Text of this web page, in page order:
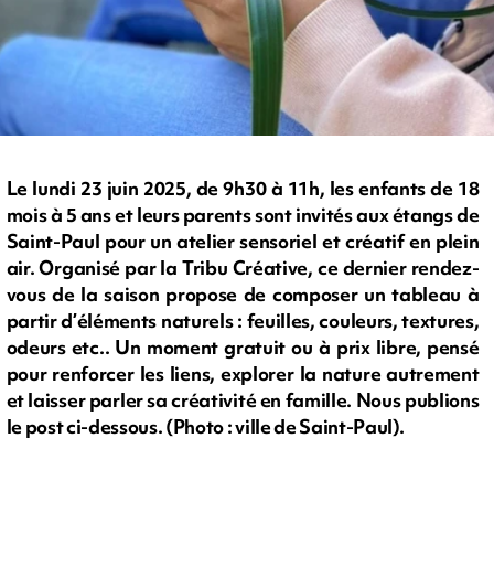
Le lundi 23 juin 2025, de 9h30 à 11h, les enfants de 18
mois à 5 ans et leurs parents sont invités aux étangs de
Saint-Paul pour un atelier sensoriel et créatif en plein
air. Organisé par la Tribu Créative, ce dernier rendez-
vous de la saison propose de composer un tableau à
partir d’éléments naturels : feuilles, couleurs, textures,
odeurs etc.. Un moment gratuit ou à prix libre, pensé
pour renforcer les liens, explorer la nature autrement
et laisser parler sa créativité en famille. Nous publions
le post ci-dessous. (Photo : ville de Saint-Paul).